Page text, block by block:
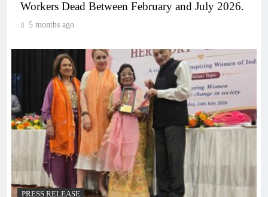
Workers Dead Between February and July 2026.
5 months ago
PRESS RELEASE